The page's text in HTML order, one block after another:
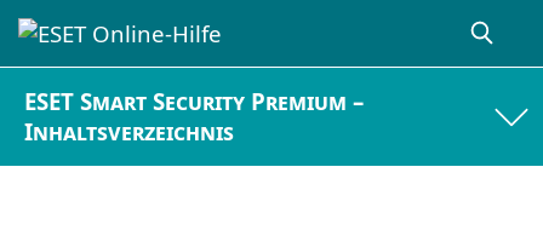
ESET Smart Security Premium –
Inhaltsverzeichnis